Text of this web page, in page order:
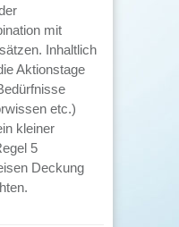
mit
Inhaltlich
Aktionstage
etc.)
kleiner
5
Deckung